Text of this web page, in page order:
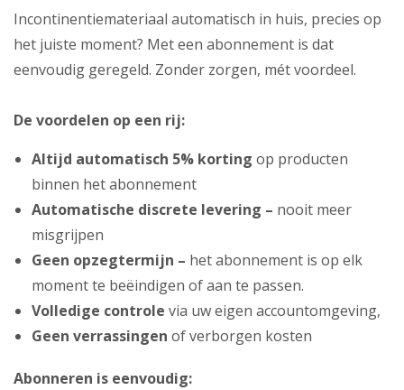
Incontinentiemateriaal automatisch in huis, precies op
het juiste moment? Met een abonnement is dat
eenvoudig geregeld. Zonder zorgen, mét voordeel.
De voordelen op een rij:
Altijd automatisch 5% korting op producten
binnen het abonnement
Automatische discrete levering – nooit meer
misgrijpen
Geen opzegtermijn – het abonnement is op elk
moment te beëindigen of aan te passen.
Volledige controle via uw eigen accountomgeving,
Geen verrassingen of verborgen kosten
Abonneren is eenvoudig: